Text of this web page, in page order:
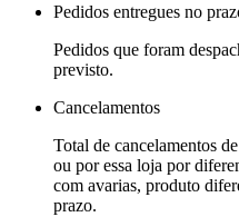
Pedidos entregues no
Pedidos que foram
previsto.
Cancelamentos
Total de cancelamentos
ou por essa loja por
com avarias, produto
prazo.